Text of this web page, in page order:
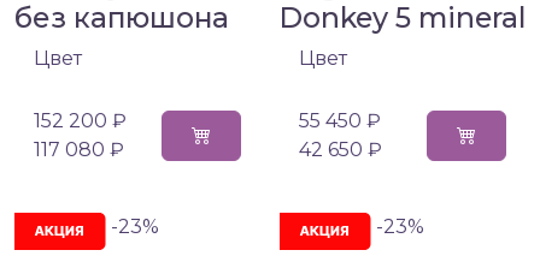
без капюшона
Цвет
152 200 ₽
117 080 ₽
Donkey 5 mineral
Цвет
55 450 ₽
42 650 ₽
-23% -23%